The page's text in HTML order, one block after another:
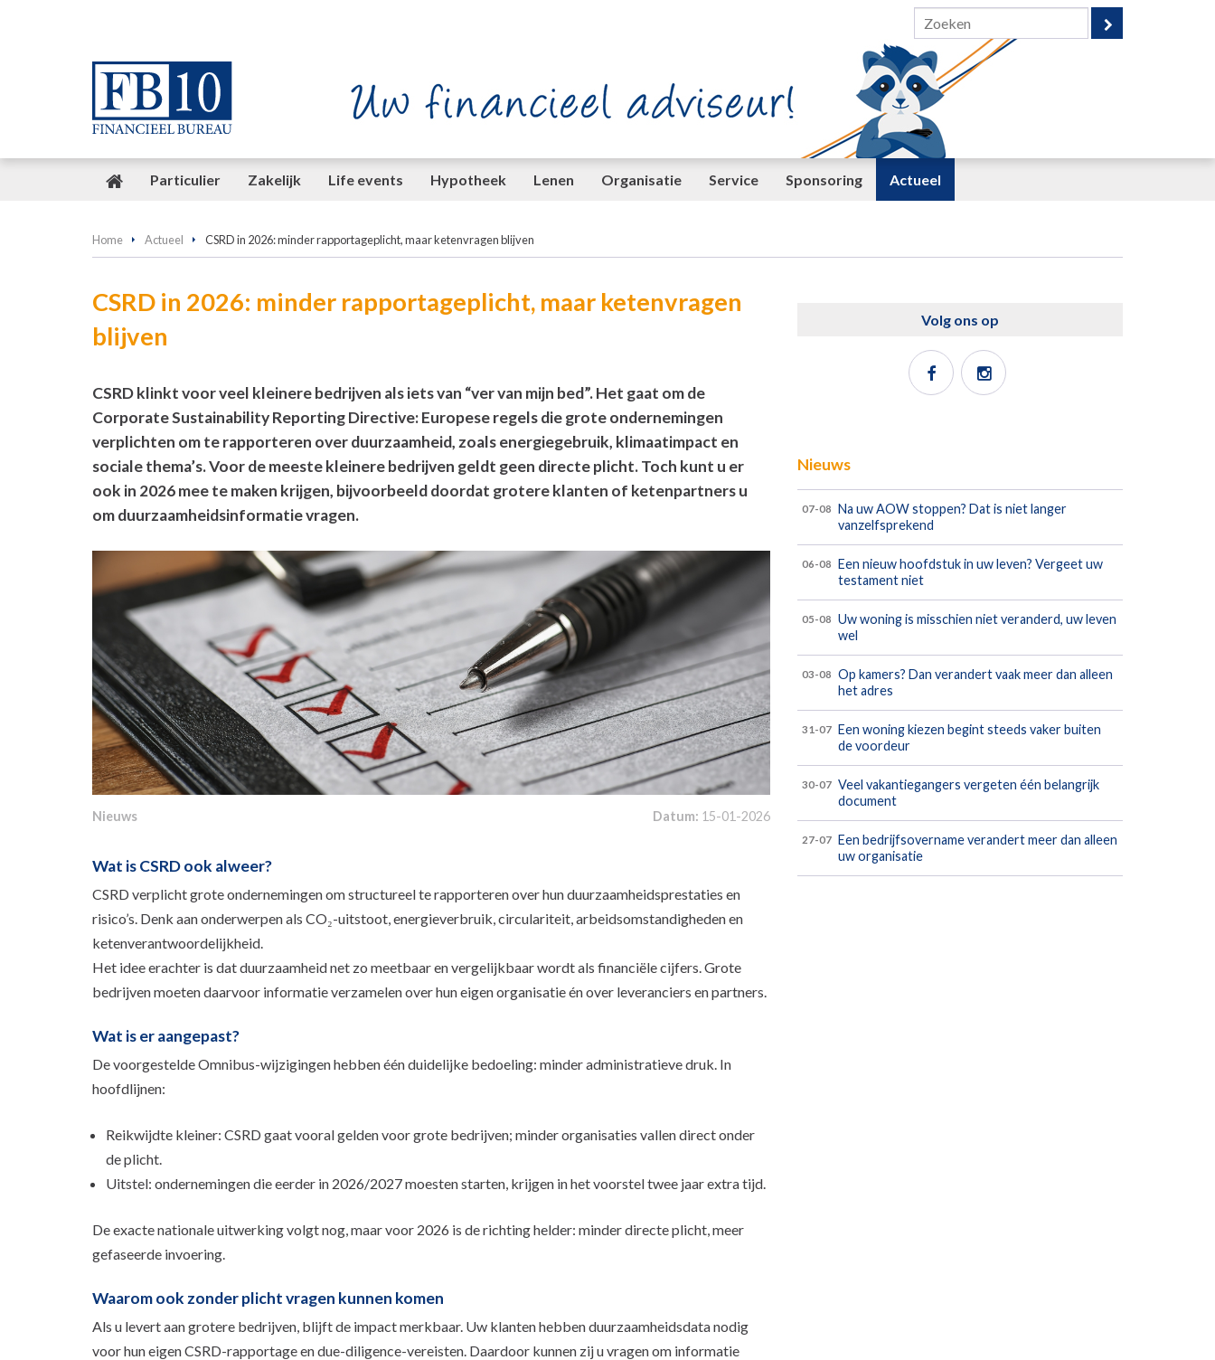
Particulier Zakelijk Life events Hypotheek Lenen Organisatie Service Sponsoring Actueel
Home Actueel CSRD in 2026: minder rapportageplicht, maar ketenvragen blijven
CSRD in 2026: minder rapportageplicht, maar ketenvragen
blijven
CSRD klinkt voor veel kleinere bedrijven als iets van “ver van mijn bed”. Het gaat om de
Corporate Sustainability Reporting Directive: Europese regels die grote ondernemingen
verplichten om te rapporteren over duurzaamheid, zoals energiegebruik, klimaatimpact en
sociale thema’s. Voor de meeste kleinere bedrijven geldt geen directe plicht. Toch kunt u er
ook in 2026 mee te maken krijgen, bijvoorbeeld doordat grotere klanten of ketenpartners u
om duurzaamheidsinformatie vragen.
Nieuws Datum: 15-01-2026
Wat is CSRD ook alweer?
CSRD verplicht grote ondernemingen om structureel te rapporteren over hun duurzaamheidsprestaties en
risico’s. Denk aan onderwerpen als CO₂-uitstoot, energieverbruik, circulariteit, arbeidsomstandigheden en
ketenverantwoordelijkheid.
Het idee erachter is dat duurzaamheid net zo meetbaar en vergelijkbaar wordt als financiële cijfers. Grote
bedrijven moeten daarvoor informatie verzamelen over hun eigen organisatie én over leveranciers en partners.
Wat is er aangepast?
De voorgestelde Omnibus-wijzigingen hebben één duidelijke bedoeling: minder administratieve druk. In
hoofdlijnen:
Reikwijdte kleiner: CSRD gaat vooral gelden voor grote bedrijven; minder organisaties vallen direct onder
de plicht.
Uitstel: ondernemingen die eerder in 2026/2027 moesten starten, krijgen in het voorstel twee jaar extra tijd.
De exacte nationale uitwerking volgt nog, maar voor 2026 is de richting helder: minder directe plicht, meer
gefaseerde invoering.
Waarom ook zonder plicht vragen kunnen komen
Als u levert aan grotere bedrijven, blijft de impact merkbaar. Uw klanten hebben duurzaamheidsdata nodig
voor hun eigen CSRD-rapportage en due-diligence-vereisten. Daardoor kunnen zij u vragen om informatie
Volg ons op
Nieuws
07-08
Na uw AOW stoppen? Dat is niet langer
vanzelfsprekend
06-08
Een nieuw hoofdstuk in uw leven? Vergeet uw
testament niet
05-08
Uw woning is misschien niet veranderd, uw leven
wel
03-08
Op kamers? Dan verandert vaak meer dan alleen
het adres
31-07 Een woning kiezen begint steeds vaker buiten
de voordeur
30-07 Veel vakantiegangers vergeten één belangrijk
document
27-07 Een bedrijfsovername verandert meer dan alleen
uw organisatie